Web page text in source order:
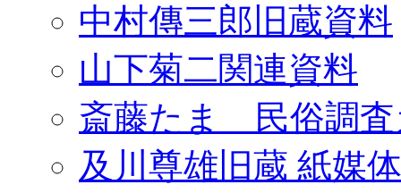
中村傳三郎旧蔵資料
山下菊二関連資料
斎藤たま 民俗調査
及川尊雄旧蔵 紙媒